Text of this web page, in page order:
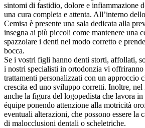
sintomi di fastidio, dolore e infiammazione
una cura completa e attenta. All’interno
Cemisa è presente una sala dedicata alla
insegna ai più piccoli come mantenere una
spazzolare i denti nel modo corretto e
bocca.
Se i vostri figli hanno denti storti, affollati,
i nostri specialisti in ortodonzia vi offriranno
trattamenti personalizzati con un approccio
crescita ed uno sviluppo corretti. Inoltre, nel
anche la figura del logopedista che lavora in
équipe ponendo attenzione alla motricità
eventuali alterazioni, che possono essere la
di malocclusioni dentali o scheletriche.